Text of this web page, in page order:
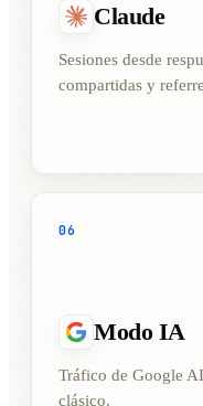
Claude
Sesiones desde
compartidas y
06
Modo IA
Tráfico de Google
clásico.